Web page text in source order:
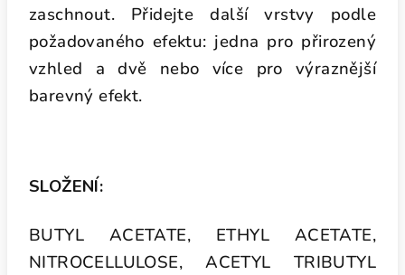
zaschnout. Přidejte další vrstvy podle
požadovaného efektu: jedna pro přirozený
vzhled a dvě nebo více pro výraznější
barevný efekt.
SLOŽENÍ:
BUTYL ACETATE, ETHYL ACETATE,
NITROCELLULOSE, ACETYL TRIBUTYL